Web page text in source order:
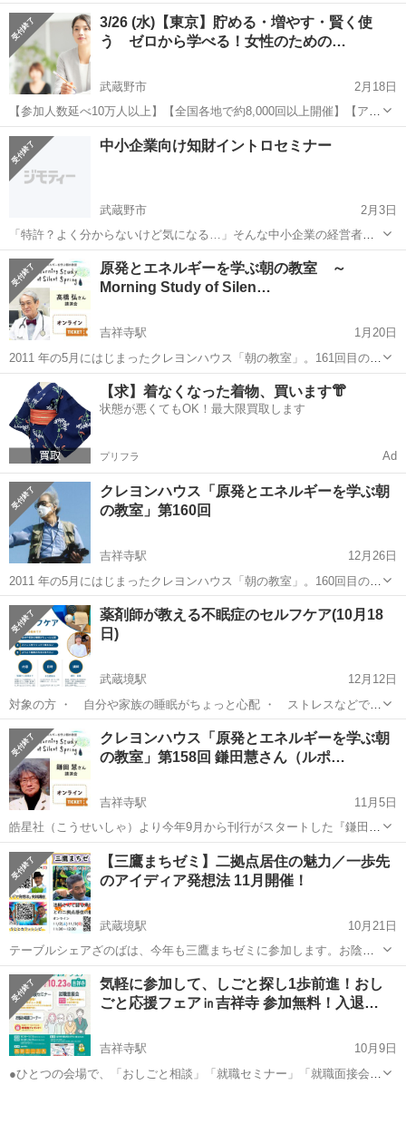
ケート満足度92％】 お金のお悩みはつきないですが、「難しいことは
分からない」、そんな声が多いのも事実…。 ・NISAやiDeCo、興味は
ある...
東京 武蔵野市 セミナー お金
3/26 (水)【東京】貯める・増やす・賢く使
う ゼロから学べる！女性のための…
武蔵野市
2月18日
【参加人数延べ10万人以上】【全国各地で約8,000回以上開催】【アン
ケート満足度92％】 お金のお悩みはつきないですが、「難しいことは
分からない」、そんな声が多いのも事実…。 ・NISAやiDeCo、興味は
ある...
東京 武蔵野市 セミナー お金
中小企業向け知財イントロセミナー
武蔵野市
2月3日
「特許？よく分からないけど気になる…」そんな中小企業の経営者や
担当者の方へ！💡 入退室自由となっております。 申し込みは、こちら
からです。 ご都合が宜しければ是非よろしくお願いします‼️ https://...
東京 武蔵野市 セミナー オンライン
原発とエネルギーを学ぶ朝の教室 ～
Morning Study of Silen…
吉祥寺駅
1月20日
2011 年の5月にはじまったクレヨンハウス「朝の教室」。161回目の
「朝の教室」の講師は、「ファイトケミカルスープ」を考案した、医
師の髙橋弘さんです。 ２人に１人ががんに罹患する時代。以前のよう
にがん＝最期という意識...
東京 武蔵野市 吉祥寺駅 セミナー 院長
【求】着なくなった着物、買います👘
状態が悪くてもOK！最大限買取します
プリフラ Ad
クレヨンハウス「原発とエネルギーを学ぶ朝
の教室」第160回
吉祥寺駅
12月26日
2011 年の5月にはじまったクレヨンハウス「朝の教室」。160回目の
「朝の教室」の講師は、報道写真家の樋口健二さんです。 「2024年1
月の能登半島地震にも明らかなように、地震大国日本ではどこで大地
震が起きても不思議...
東京 武蔵野市 吉祥寺駅 セミナー
薬剤師が教える不眠症のセルフケア(10月18
日)
武蔵境駅
12月12日
対象の方 ・ 自分や家族の睡眠がちょっと心配 ・ ストレスなどでぐ
っすり眠れない ・ よりよい睡眠の方法を知りたい 内容：知識から実
践までをカバー 不眠症についての基礎知識から、生活習慣、サプリ、
市販薬、漢方薬...
東京 武蔵野市 武蔵境駅 セミナー
クレヨンハウス「原発とエネルギーを学ぶ朝
の教室」第158回 鎌田慧さん（ルポ…
吉祥寺駅
11月5日
皓星社（こうせいしゃ）より今年9月から刊行がスタートした『鎌田慧
セレクションー現代の記録ー』は、鎌田さんの膨大なルポルタージュ
や論考を、12のテーマ別に編集し、隔月で刊行していくものです。第1
巻目のテーマは、いままさに注目を...
東京 武蔵野市 吉祥寺駅 セミナー エネルギー
【三鷹まちゼミ】二拠点居住の魅力／一歩先
のアイディア発想法 11月開催！
武蔵境駅
10月21日
テーブルシェアざのばは、今年も三鷹まちゼミに参加します。お陰様
で、ハモリノcafeの塩こうじづくりとカフェレシピは、ほぼ満席にな
ってしまいましたが、「一歩先のアイディア発想法」と「二拠点居住
の魅力」講座は、まだお席に余裕があ...
東京 武蔵野市 武蔵境駅 セミナー ざのば
気軽に参加して、しごと探し1歩前進！おし
ごと応援フェア㏌吉祥寺 参加無料！入退…
吉祥寺駅
10月9日
●ひとつの会場で、「おしごと相談」「就職セミナー」「就職面接会」